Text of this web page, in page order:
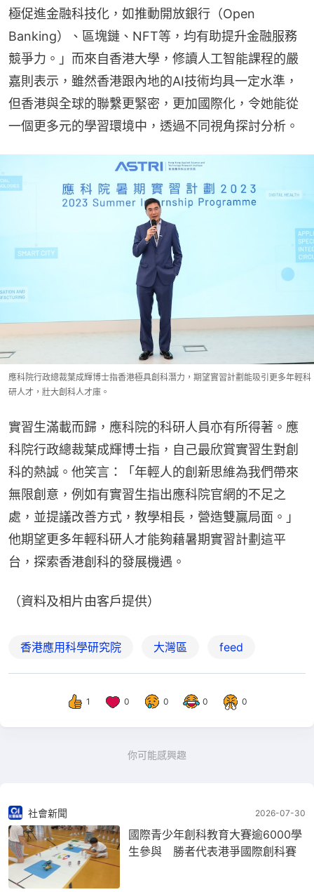
極促進金融科技化，如推動開放銀行（Open
Banking）、區塊鏈、NFT等，均有助提升金融服務
競爭力。」而來自香港大學，修讀人工智能課程的嚴
嘉則表示，雖然香港跟內地的AI技術均具一定水準，
但香港與全球的聯繫更緊密，更加國際化，令她能從
一個更多元的學習環境中，透過不同視角探討分析。
應科院行政總裁葉成輝博士指香港極具創科潛力，期望實習計劃能吸引更多年輕科
研人才，壯大創科人才庫。
實習生滿載而歸，應科院的科研人員亦有所得著。應
科院行政總裁葉成輝博士指，自己最欣賞實習生對創
科的熱誠。他笑言：「年輕人的創新思維為我們帶來
無限創意，例如有實習生指出應科院官網的不足之
處，並提議改善方式，教學相長，營造雙贏局面。」
他期望更多年輕科研人才能夠藉暑期實習計劃這平
台，探索香港創科的發展機遇。
（資料及相片由客戶提供）
香港應用科學研究院 大灣區 feed
1 0 0 0 0
你可能感興趣
社會新聞 2026-07-30
國際青少年創科教育大賽逾6000學
生參與 勝者代表港爭國際創科賽